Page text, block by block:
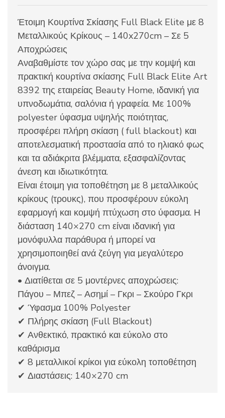
ποσότητα
Έτοιμη Κουρτίνα Σκίασης Full Black Elite με 8
Μεταλλικούς Κρίκους – 140x270cm – Σε 5
Αποχρώσεις
Αναβαθμίστε τον χώρο σας με την κομψή και
πρακτική κουρτίνα σκίασης Full Black Elite Art
8392 της εταιρείας Beauty Home, ιδανική για
υπνοδωμάτια, σαλόνια ή γραφεία. Με 100%
polyester ύφασμα υψηλής ποιότητας,
προσφέρει πλήρη σκίαση ( full blackout) και
αποτελεσματική προστασία από το ηλιακό φως
και τα αδιάκριτα βλέμματα, εξασφαλίζοντας
άνεση και ιδιωτικότητα.
Είναι έτοιμη για τοποθέτηση με 8 μεταλλικούς
κρίκους (τρουκς), που προσφέρουν εύκολη
εφαρμογή και κομψή πτύχωση στο ύφασμα. Η
διάσταση 140×270 cm είναι ιδανική για
μονόφυλλα παράθυρα ή μπορεί να
χρησιμοποιηθεί ανά ζεύγη για μεγαλύτερο
άνοιγμα.
• Διατίθεται σε 5 μοντέρνες αποχρώσεις:
Πάγου – Μπεζ – Ασημί – Γκρι – Σκούρο Γκρι
✔ Ύφασμα 100% Polyester
✔ Πλήρης σκίαση (Full Blackout)
✔ Ανθεκτικό, πρακτικό και εύκολο στο
καθάρισμα
✔ 8 μεταλλικοί κρίκοι για εύκολη τοποθέτηση
✔ Διαστάσεις: 140×270 cm